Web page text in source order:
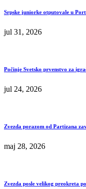
Srpske juniorke otputovale u
jul 31, 2026
Počinje Svetsko prvenstvo za
jul 24, 2026
Zvezda porazom od Partizana
maj 28, 2026
Zvezda posle velikog preokreta